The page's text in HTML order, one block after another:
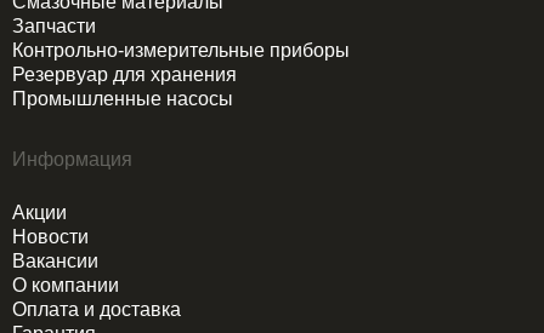
Запчасти
Контрольно-измерительные приборы
Резервуар для хранения
Промышленные насосы
Информация
Акции
Новости
Вакансии
О компании
Оплата и доставка